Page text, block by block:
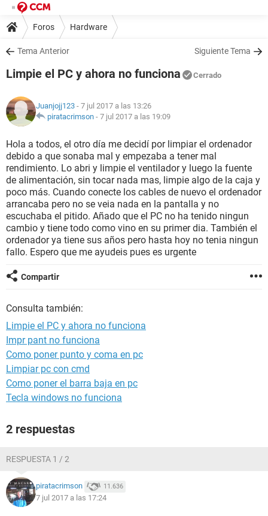
Foros Hardware
Tema Anterior Siguiente Tema
Limpie el PC y ahora no funciona Cerrado
Juanjojj123 - 7 jul 2017 a las 13:26
piratacrimson - 7 jul 2017 a las 19:09
Hola a todos, el otro día me decidí por limpiar el ordenador
debido a que sonaba mal y empezaba a tener mal
rendimiento. Lo abri y limpie el ventilador y luego la fuente
de alimentación, sin tocar nada mas, limpie algo de la caja y
poco más. Cuando conecte los cables de nuevo el ordenador
arrancaba pero no se veia nada en la pantalla y no
escuchaba el pitido. Añado que el PC no ha tenido ningun
cambio y tiene todo como vino en su primer dia. También el
ordenador ya tiene sus años pero hasta hoy no tenia ningun
fallo. Espero que me ayudeis pues es urgente
Compartir
Consulta también:
Limpie el PC y ahora no funciona
Impr pant no funciona
Como poner punto y coma en pc
Limpiar pc con cmd
Como poner el barra baja en pc
Tecla windows no funciona
2 respuestas
RESPUESTA 1 / 2
piratacrimson 11.636
7 jul 2017 a las 17:24